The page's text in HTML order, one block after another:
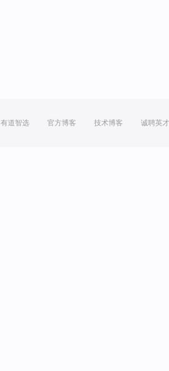
有道智选 官方博客 技术博客 诚聘英才